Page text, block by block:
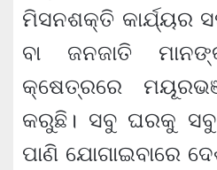
ମିସନଶକ୍ତି କାର୍ଯ୍ୟର
ବା ଜନଜାତି
କ୍ଷେତ୍ରରେ
କରୁଛି। ସବୁ ଘରକୁ
ପାଣି ଯୋଗାଇବାରେ